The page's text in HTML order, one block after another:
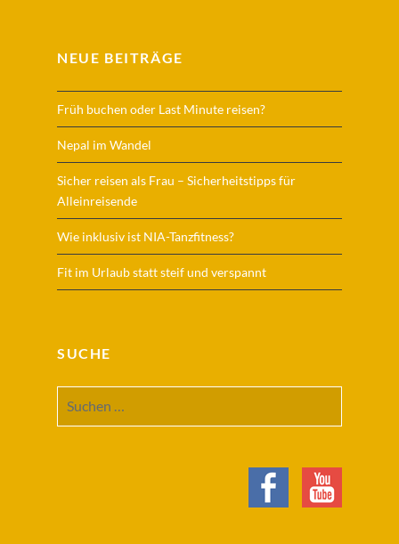
NEUE BEITRÄGE
Früh buchen oder Last Minute reisen?
Nepal im Wandel
Sicher reisen als Frau – Sicherheitstipps für
Alleinreisende
Wie inklusiv ist NIA-Tanzfitness?
Fit im Urlaub statt steif und verspannt
SUCHE
nach: